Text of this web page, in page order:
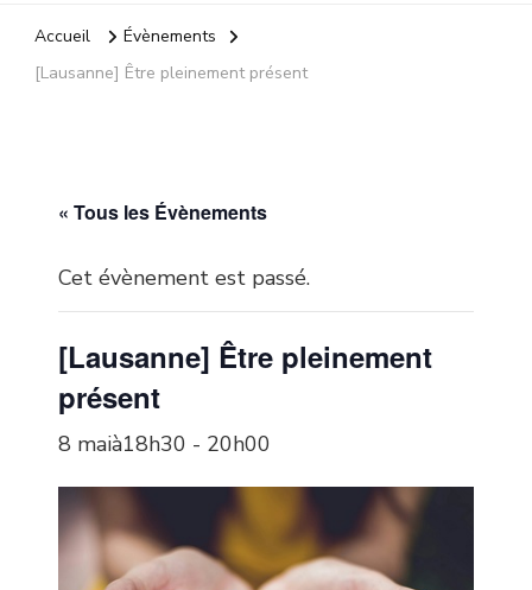
Accueil
Évènements
[Lausanne] Être pleinement présent
« Tous les Évènements
Cet évènement est passé.
[Lausanne] Être pleinement
présent
8 maià18h30 - 20h00